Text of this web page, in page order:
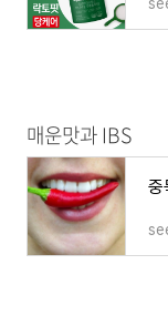
매운맛과 IBS